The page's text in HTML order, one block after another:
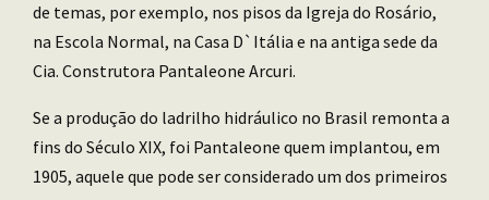
de temas, por exemplo, nos pisos da Igreja do Rosário,
na Escola Normal, na Casa D`Itália e na antiga sede da
Cia. Construtora Pantaleone Arcuri.
Se a produção do ladrilho hidráulico no Brasil remonta a
fins do Século XIX, foi Pantaleone quem implantou, em
1905, aquele que pode ser considerado um dos primeiros